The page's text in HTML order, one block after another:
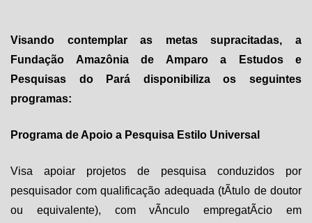
Visando contemplar as metas supracitadas, a
Fundação Amazônia de Amparo a Estudos e
Pesquisas do Pará disponibiliza os seguintes
programas:
Programa de Apoio a Pesquisa Estilo Universal
Visa apoiar projetos de pesquisa conduzidos por
pesquisador com qualificação adequada (tÃ­tulo de doutor
ou equivalente), com vÃ­nculo empregatÃ­cio em